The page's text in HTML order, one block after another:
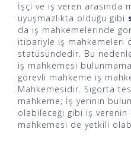
İşçi ve iş veren arasında
uyuşmazlıkta olduğu gibi
da iş mahkemelerinde
itibariyle iş mahkemeleri
statüsündedir. Bu
iş mahkemesi
görevli mahkeme iş
Mahkemesidir. Sigorta
mahkeme; İş yerinin
olabileceği gibi iş
mahkemesi de yetkili